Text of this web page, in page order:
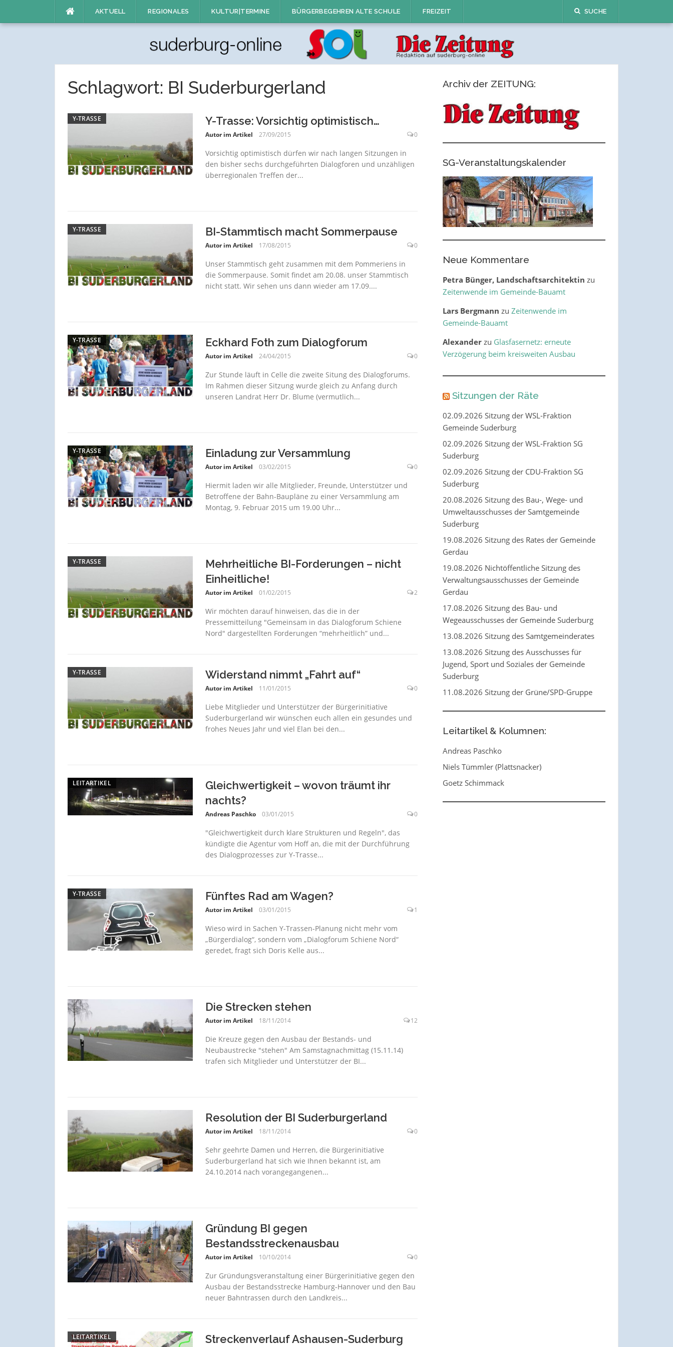
AKTUELL REGIONALES KULTUR|TERMINE BÜRGERBEGEHREN ALTE SCHULE FREIZEIT SUCHE
Schlagwort: BI Suderburgerland
Y-TRASSE Y-Trasse: Vorsichtig optimistisch…
Autor im Artikel 27/09/2015 0
Vorsichtig optimistisch dürfen wir nach langen Sitzungen in
den bisher sechs durchgeführten Dialogforen und unzähligen
überregionalen Treffen der...
Y-TRASSE BI-Stammtisch macht Sommerpause
Autor im Artikel 17/08/2015 0
Unser Stammtisch geht zusammen mit dem Pommeriens in
die Sommerpause. Somit findet am 20.08. unser Stammtisch
nicht statt. Wir sehen uns dann wieder am 17.09....
Y-TRASSE Eckhard Foth zum Dialogforum
Autor im Artikel 24/04/2015 0
Zur Stunde läuft in Celle die zweite Situng des Dialogforums.
Im Rahmen dieser Sitzung wurde gleich zu Anfang durch
unseren Landrat Herr Dr. Blume (vermutlich...
Y-TRASSE Einladung zur Versammlung
Autor im Artikel 03/02/2015 0
Hiermit laden wir alle Mitglieder, Freunde, Unterstützer und
Betroffene der Bahn-Baupläne zu einer Versammlung am
Montag, 9. Februar 2015 um 19.00 Uhr...
Y-TRASSE
Mehrheitliche BI-Forderungen – nicht
Einheitliche!
Autor im Artikel 01/02/2015 2
Wir möchten darauf hinweisen, das die in der
Pressemitteilung "Gemeinsam in das Dialogforum Schiene
Nord" dargestellten Forderungen “mehrheitlich” und...
Y-TRASSE Widerstand nimmt „Fahrt auf“
Autor im Artikel 11/01/2015 0
Liebe Mitglieder und Unterstützer der Bürgerinitiative
Suderburgerland wir wünschen euch allen ein gesundes und
frohes Neues Jahr und viel Elan bei den...
LEITARTIKEL
Gleichwertigkeit – wovon träumt ihr
nachts?
Andreas Paschko 03/01/2015 0
"Gleichwertigkeit durch klare Strukturen und Regeln", das
kündigte die Agentur vom Hoff an, die mit der Durchführung
des Dialogprozesses zur Y-Trasse...
Y-TRASSE Fünftes Rad am Wagen?
Autor im Artikel 03/01/2015 1
Wieso wird in Sachen Y-Trassen-Planung nicht mehr vom
„Bürgerdialog“, sondern vom „Dialogforum Schiene Nord“
geredet, fragt sich Doris Kelle aus...
Die Strecken stehen
Autor im Artikel 18/11/2014 12
Die Kreuze gegen den Ausbau der Bestands- und
Neubaustrecke "stehen" Am Samstagnachmittag (15.11.14)
trafen sich Mitglieder und Unterstützer der BI...
Resolution der BI Suderburgerland
Autor im Artikel 18/11/2014 0
Sehr geehrte Damen und Herren, die Bürgerinitiative
Suderburgerland hat sich wie Ihnen bekannt ist, am
24.10.2014 nach vorangegangenen...
Gründung BI gegen
Bestandsstreckenausbau
Autor im Artikel 10/10/2014 0
Zur Gründungsveranstaltung einer Bürgerinitiative gegen den
Ausbau der Bestandsstrecke Hamburg-Hannover und den Bau
neuer Bahntrassen durch den Landkreis...
LEITARTIKEL Streckenverlauf Ashausen-Suderburg
Archiv der ZEITUNG:
SG-Veranstaltungskalender
Neue Kommentare
Petra Bünger, Landschaftsarchitektin zu
Zeitenwende im Gemeinde-Bauamt
Lars Bergmann zu Zeitenwende im
Gemeinde-Bauamt
Alexanderzu Glasfasernetz: erneute
Verzögerung beim kreisweiten Ausbau
Sitzungen der Räte
02.09.2026 Sitzung der WSL-Fraktion
Gemeinde Suderburg
02.09.2026 Sitzung der WSL-Fraktion SG
Suderburg
02.09.2026 Sitzung der CDU-Fraktion SG
Suderburg
20.08.2026 Sitzung des Bau-, Wege- und
Umweltausschusses der Samtgemeinde
Suderburg
19.08.2026 Sitzung des Rates der Gemeinde
Gerdau
19.08.2026 Nichtöffentliche Sitzung des
Verwaltungsausschusses der Gemeinde
Gerdau
17.08.2026 Sitzung des Bau- und
Wegeausschusses der Gemeinde Suderburg
13.08.2026 Sitzung des Samtgemeinderates
13.08.2026 Sitzung des Ausschusses für
Jugend, Sport und Soziales der Gemeinde
Suderburg
11.08.2026 Sitzung der Grüne/SPD-Gruppe
Leitartikel & Kolumnen:
Andreas Paschko
Niels Tümmler (Plattsnacker)
Goetz Schimmack